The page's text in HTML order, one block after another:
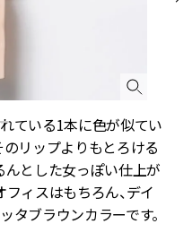
ている1本に色が似てい
のリップよりもとろける
んとした女っぽい仕上が
ィスはもちろん、デイ
タブラウンカラーです。